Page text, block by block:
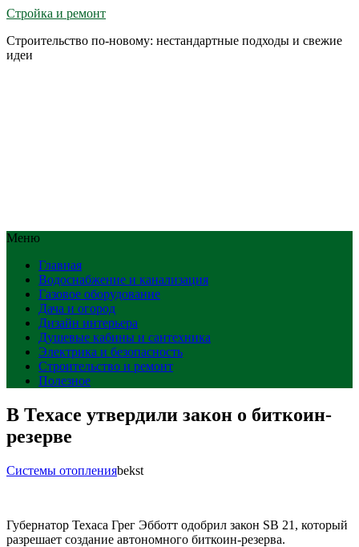
Стройка и ремонт
Строительство по-новому: нестандартные подходы и свежие
идеи
Меню
Главная
Водоснабжение и канализация
Газовое оборудование
Дача и огород
Дизайн интерьера
Душевые кабины и сантехника
Электрика и безопасность
Строительство и ремонт
Полезное
В Техасе утвердили закон о биткоин-
резерве
Системы отопленияbekst
Губернатор Техаса Грег Эбботт одобрил закон SB 21, который
разрешает создание автономного биткоин-резерва.